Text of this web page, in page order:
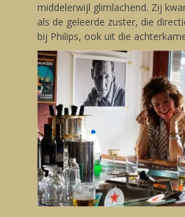
middelerwijl glimlachend. Zij
als de geleerde zuster, die
bij Philips, ook uit die